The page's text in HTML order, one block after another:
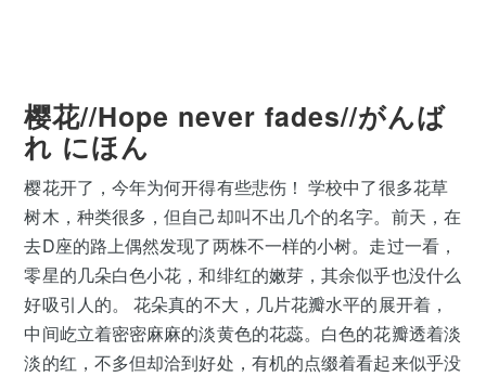
樱花//Hope never fades//がんば
れ にほん
樱花开了，今年为何开得有些悲伤！ 学校中了很多花草
树木，种类很多，但自己却叫不出几个的名字。前天，在
去D座的路上偶然发现了两株不一样的小树。走过一看，
零星的几朵白色小花，和绯红的嫩芽，其余似乎也没什么
好吸引人的。 花朵真的不大，几片花瓣水平的展开着，
中间屹立着密密麻麻的淡黄色的花蕊。白色的花瓣透着淡
淡的红，不多但却洽到好处，有机的点缀着看起来似乎没